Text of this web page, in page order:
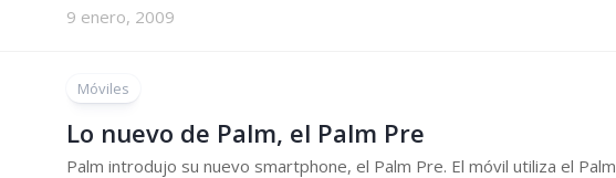
9 enero, 2009
Móviles
Lo nuevo de Palm, el Palm Pre
Palm introdujo su nuevo smartphone, el Palm Pre. El móvil utiliza el Palm